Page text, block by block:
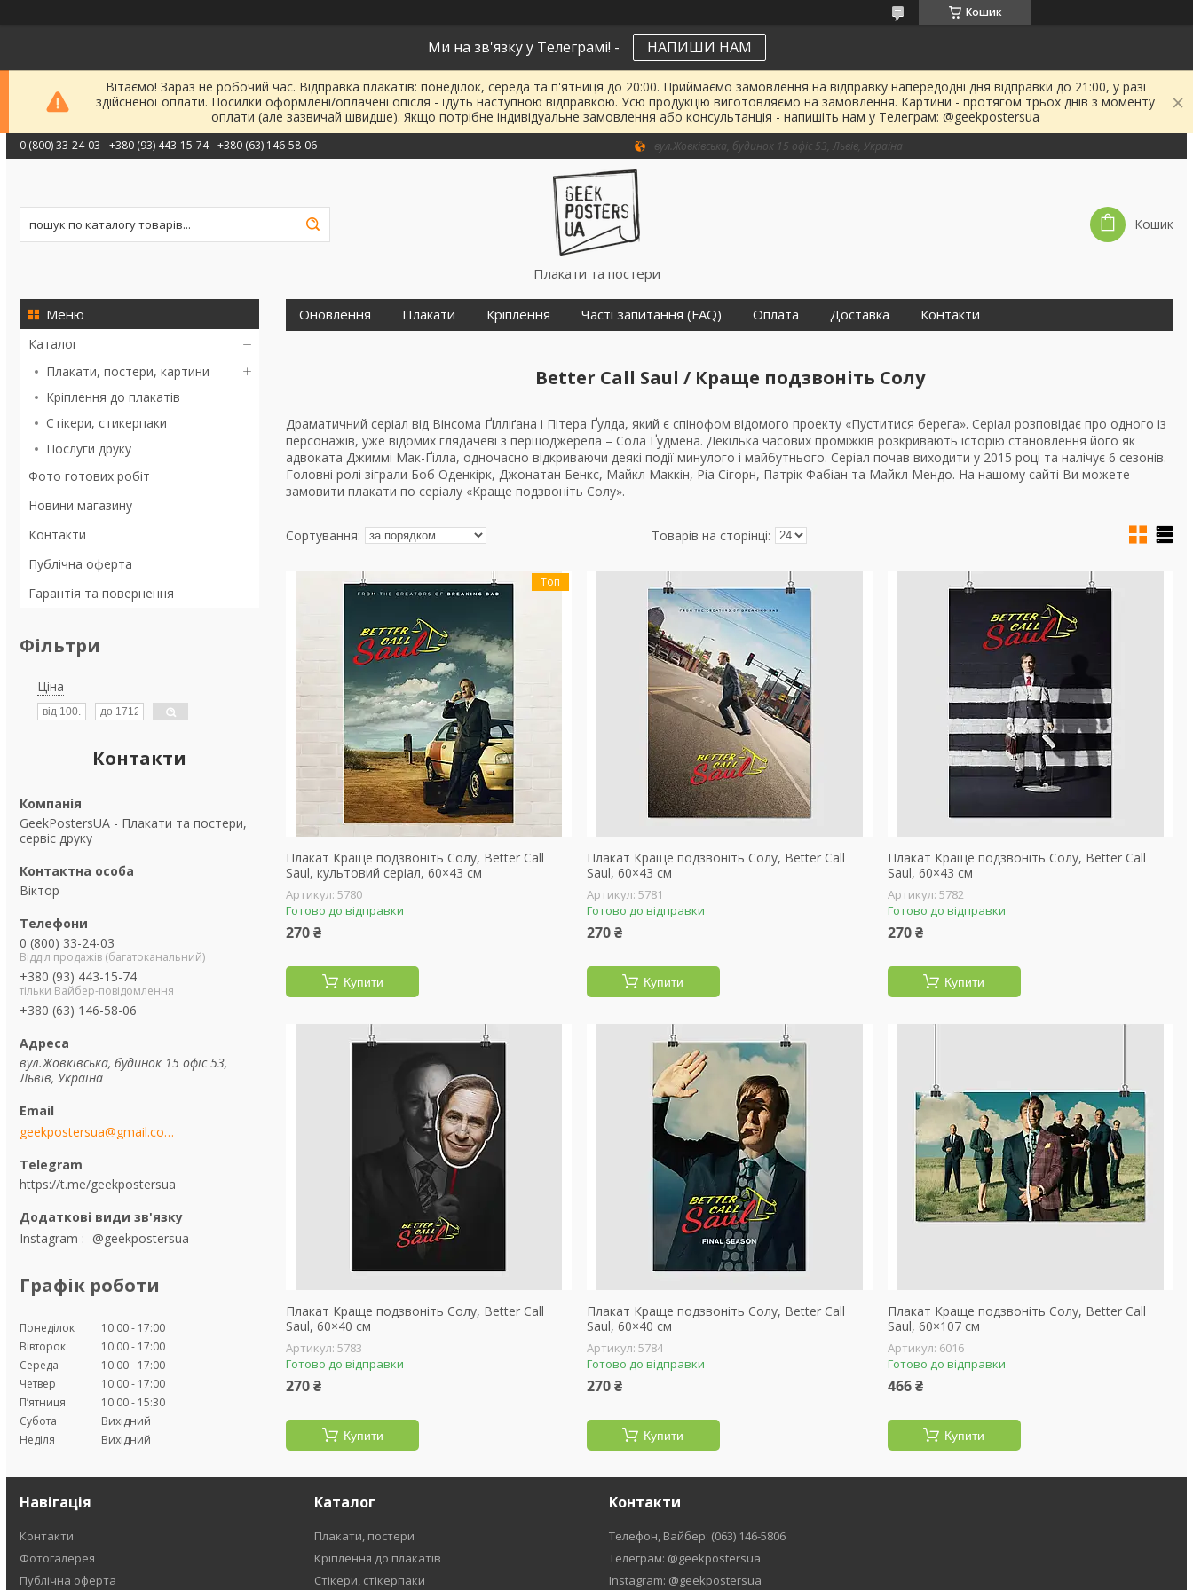
Кошик
Ми на зв'язку у Телеграмі! - НАПИШИ НАМ
Вітаємо! Зараз не робочий час. Відправка плакатів: понеділок, середа та п'ятниця до 20:00. Приймаємо замовлення на відправку напередодні дня відправки до 21:00, у разі
здійсненої оплати. Посилки оформлені/оплачені опісля - їдуть наступною відправкою. Усю продукцію виготовляємо на замовлення. Картини - протягом трьох днів з моменту
оплати (але зазвичай швидше). Якщо потрібне індивідуальне замовлення або консультанція - напишіть нам у Телеграм: @geekpostersua
0 (800) 33-24-03 +380 (93) 443-15-74 +380 (63) 146-58-06 вул.Жовківська, будинок 15 офіс 53, Львів, Україна
Плакати та постери
Кошик
Каталог
Плакати, постери, картини
Кріплення до плакатів
Стікери, стикерпаки
Послуги друку
Фото готових робіт
Новини магазину
Контакти
Публічна оферта
Гарантія та повернення
Фільтри
Ціна
Контакти
GeekPostersUA - Плакати та постери,
сервіс друку
Віктор
0 (800) 33-24-03
Відділ продажів (багатоканальний)
+380 (93) 443-15-74
тільки Вайбер-повідомлення
+380 (63) 146-58-06
вул.Жовківська, будинок 15 офіс 53,
Львів, Україна
geekpostersua@gmail.com
https://t.me/geekpostersua
Instagram @geekpostersua
Графік роботи
Понеділок 10:00
17:00
Вівторок
10:00
17:00
Середа
10:00
17:00
Четвер
10:00
17:00
Пʼятниця
10:00
15:30
Субота
Вихідний
Неділя
Вихідний
Оновлення Плакати Кріплення Часті запитання (FAQ) Оплата Доставка Контакти
Better Call Saul / Краще подзвоніть Солу
Драматичний серіал від Вінсома Ґілліґана і Пітера Ґулда, який є спінофом відомого проекту «Пуститися берега». Серіал розповідає про одного із
персонажів, уже відомих глядачеві з першоджерела – Сола Ґудмена. Декілька часових проміжків розкривають історію становлення його як
адвоката Джиммі Мак-Ґілла, одночасно відкриваючи деякі події минулого і майбутнього. Серіал почав виходити у 2015 році та налічує 6 сезонів.
Головні ролі зіграли Боб Оденкірк, Джонатан Бенкс, Майкл Маккін, Ріа Сігорн, Патрік Фабіан та Майкл Мендо. На нашому сайті Ви можете
замовити плакати по серіалу «Краще подзвоніть Солу».
Топ
Плакат Краще подзвоніть Солу, Better Call
Saul, культовий серіал, 60×43 см
5780
Готово до відправки
270 ₴
Купити
Плакат Краще подзвоніть Солу, Better Call
Saul, 60×43 см
5781
Готово до відправки
270 ₴
Купити
Плакат Краще подзвоніть Солу, Better Call
Saul, 60×43 см
5782
Готово до відправки
270 ₴
Купити
Плакат Краще подзвоніть Солу, Better Call
Saul, 60×40 см
5783
Готово до відправки
270 ₴
Купити
Плакат Краще подзвоніть Солу, Better Call
Saul, 60×40 см
5784
Готово до відправки
270 ₴
Купити
Плакат Краще подзвоніть Солу, Better Call
Saul, 60×107 см
6016
Готово до відправки
466 ₴
Купити
Навігація
Контакти
Фотогалерея
Публічна оферта
Каталог
Плакати, постери
Кріплення до плакатів
Стікери, стікерпаки
Контакти
Телефон, Вайбер: (063) 146-5806
Телеграм: @geekpostersua
Instagram: @geekpostersua